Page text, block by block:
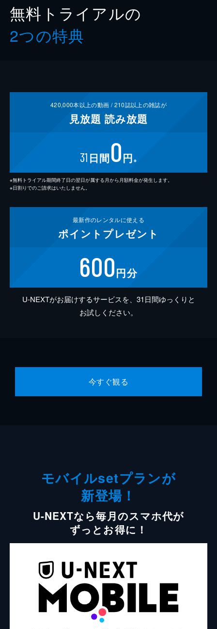
無料トライアルの
2つの特典
420,000本以上の動画 /210誌以上の雑誌が
見放題 読み放題
31 日間0円 ※
※無料トライアル期間終了日の翌日が属する月から月額料金が発生します。
※日割りでのご請求はいたしません。
最新作のレンタルに使える
ポイント プレゼント
600円分
U-NEXTがお届けするサービスを、31日間ゆっくりと
お試しください。
今すぐ観る
モバイルsetプランが
新登場！
U-NEXTなら毎月のスマホ代が
ずっとお得に！